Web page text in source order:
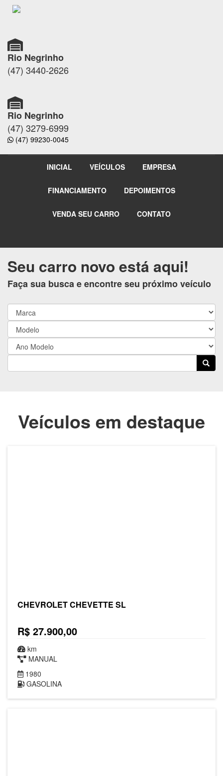
Rio Negrinho
(47) 3440-2626
Rio Negrinho
(47) 3279-6999
(47) 99230-0045
INICIAL VEÍCULOS EMPRESA
FINANCIAMENTO DEPOIMENTOS
VENDA SEU CARRO CONTATO
Seu carro novo está aqui!
Faça sua busca e encontre seu próximo veículo
Veículos em destaque
CHEVROLET CHEVETTE SL
R$ 27.900,00
km
MANUAL
1980
GASOLINA